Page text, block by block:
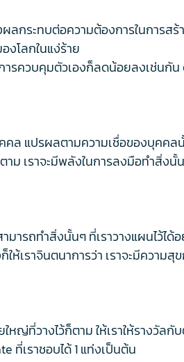
ลกระทบต่อความต้องการในการ
งโลกในแง่ร้าย
ารควบคุมตัวเองก็ลดน้อยลงเช่นกั
แปรผลตามความเชื่อของบุคคลนั้
ม เราจะมีพลังในการลงมือทำสิ่งนั้
ารถทำสิ่งนั้นๆ ที่เราวางแผนไว้ไ
ห้เราจินตนาการว่า เราจะมีควา
ญ่ที่วางไว้ก็ตาม ให้เราให้รางวัลกั
ที่เราชอบได้ 1 แท่งเป็นต้น